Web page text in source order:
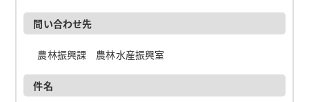
問い合わせ先
農林振興課 農林水産振興室
件名